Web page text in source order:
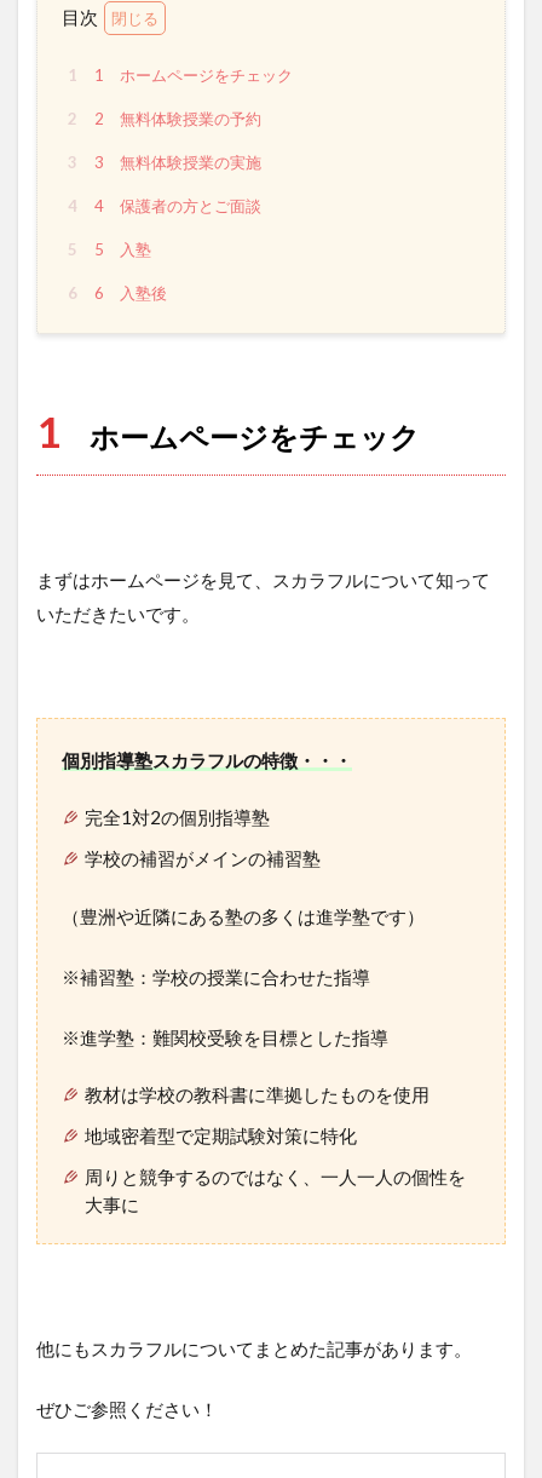
目次
1 1 ホームページをチェック
2 2 無料体験授業の予約
3 3 無料体験授業の実施
4 4 保護者の方とご面談
5 5 入塾
6 6 入塾後
1 ホームページをチェック
まずはホームページを見て、スカラフルについて知って
いただきたいです。
個別指導塾スカラフルの特徴・・・
完全1対2の個別指導塾
学校の補習がメインの補習塾
（豊洲や近隣にある塾の多くは進学塾です）
※補習塾：学校の授業に合わせた指導
※進学塾：難関校受験を目標とした指導
教材は学校の教科書に準拠したものを使用
地域密着型で定期試験対策に特化
周りと競争するのではなく、一人一人の個性を
大事に
他にもスカラフルについてまとめた記事があります。
ぜひご参照ください！